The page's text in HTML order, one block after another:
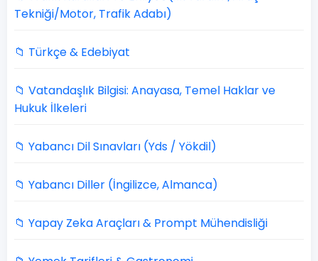
Tekniği/Motor, Trafik Adabı)
📁 Türkçe & Edebiyat
📁 Vatandaşlık Bilgisi: Anayasa, Temel Haklar ve
Hukuk İlkeleri
📁 Yabancı Dil Sınavları (Yds / Yökdil)
📁 Yabancı Diller (İngilizce, Almanca)
📁 Yapay Zeka Araçları & Prompt Mühendisliği